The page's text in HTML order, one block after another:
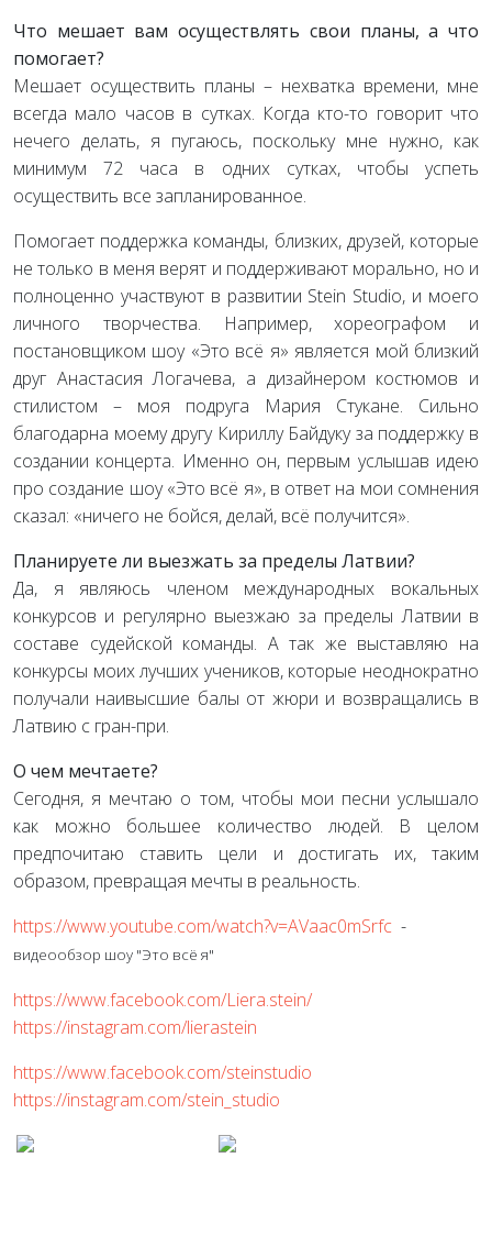
Что мешает вам осуществлять свои планы, а что
помогает?
Мешает осуществить планы – нехватка времени, мне
всегда мало часов в сутках. Когда кто-то говорит что
нечего делать, я пугаюсь, поскольку мне нужно, как
минимум 72 часа в одних сутках, чтобы успеть
осуществить все запланированное.
Помогает поддержка команды, близких, друзей, которые
не только в меня верят и поддерживают морально, но и
полноценно участвуют в развитии Stein Studio, и моего
личного творчества. Например, хореографом и
постановщиком шоу «Это всё я» является мой близкий
друг Анастасия Логачева, а дизайнером костюмов и
стилистом – моя подруга Мария Стукане. Сильно
благодарна моему другу Кириллу Байдуку за поддержку в
создании концерта. Именно он, первым услышав идею
про создание шоу «Это всё я», в ответ на мои сомнения
сказал: «ничего не бойся, делай, всё получится».
Планируете ли выезжать за пределы Латвии?
Да, я являюсь членом международных вокальных
конкурсов и регулярно выезжаю за пределы Латвии в
составе судейской команды. А так же выставляю на
конкурсы моих лучших учеников, которые неоднократно
получали наивысшие балы от жюри и возвращались в
Латвию с гран-при.
О чем мечтаете?
Сегодня, я мечтаю о том, чтобы мои песни услышало
как можно большее количество людей. В целом
предпочитаю ставить цели и достигать их, таким
образом, превращая мечты в реальность.
https://www.youtube.com/watch?v=AVaac0mSrfc -
видеообзор шоу "Это всё я"
https://www.facebook.com/Liera.stein/
https://instagram.com/lierastein
https://www.facebook.com/steinstudio
https://instagram.com/stein_studio